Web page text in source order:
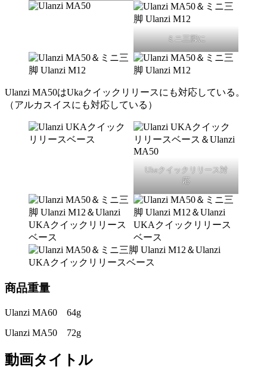
ミニ三脚に
Ulanzi MA50はUkaクイックリリースにも対応している。
（アルカスイスにも対応している）
Ukaクイックリリース対
応
商品重量
Ulanzi MA60 64g
Ulanzi MA50 72g
動画タイトル